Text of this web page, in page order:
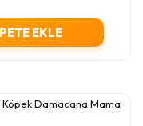
EKLE
Köpek Damacana Mama